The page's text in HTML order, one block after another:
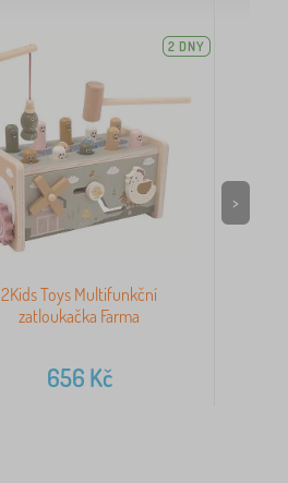
2 DNY
2Kids Toys Multifunkční
zatloukačka Farma
656 Kč
>